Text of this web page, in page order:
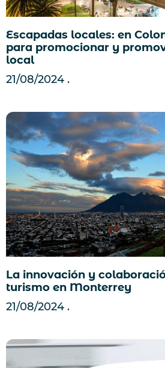
Escapadas locales: en
para promocionar y
local
21/08/2024
La innovación y
turismo en Monterrey
21/08/2024